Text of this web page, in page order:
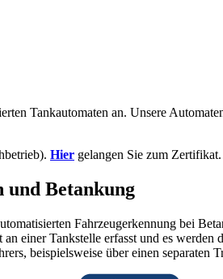
Tankautomaten an. Unsere
Hier gelangen Sie zum Zertifikat.
und Betankung
Fahrzeugerkennung bei
einer Tankstelle erfasst und es
beispielsweise über einen separaten